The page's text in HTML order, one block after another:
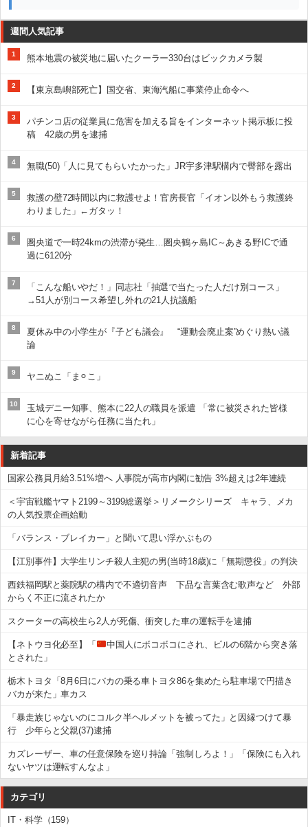
週間人気記事
1 熊本地震の被災地に届いたクーラー330台はビックカメラ製
2 【東京島嶼部死亡】国交省、東海汽船に事業停止命令へ
3
パチンコ店の従業員に危害を加える旨をインターネット掲示板に投
稿 42歳の男を逮捕
4 無職(50)「人に見てもらいたかった」JR宇多津駅構内で臀部を露出
5
救護の壁72時間以内に救護せよ！官房長官「イオン以外もう救護終
わりました」←ガタッ！
6
圏央道で一時24kmの渋滞が発生…圏央鶴ヶ島IC～あきる野ICで通
過に6120分
7
「こんな船いやだ！」同志社「抽選で当たった人だけ別コース」
→51人が別コース希望し外れの21人抗議船
8
夏休み中の小学生が『子ども議会』 “運動会廃止案”めぐり熱い議
論
9 ヤニぬこ「ま⚪︎こ」
10
玉城デニー知事、熊本に22人の職員を派遣 「常に被災された皆様
に心を寄せながら任務に当たれ」
新着記事
国家公務員月給3.51%増へ 人事院が高市内閣に勧告 3%超えは2年連続
＜宇宙戦艦ヤマト2199～3199総選挙＞リメークシリーズ キャラ、メカ
の人気投票企画始動
「バランス・ブレイカー」と聞いて思い浮かぶもの
【江別事件】大学生リンチ殺人主犯の男(当時18歳)に「無期懲役」の判決
西鉄福岡駅と薬院駅の構内で不適切音声 下品な言葉含む歌声など 外部
からく不正に流されたか
スクーターの高校生ら2人が死傷、衝突した車の運転手を逮捕
【ネトウヨ化必至】「
中国人にボコボコにされ、ビルの6階から突き落
とされた」
栃木トヨタ「8月6日にバカの乗る車トヨタ86を集めたら駐車場で円描き
バカが来た」車カス
「暴走族じゃないのにコルク半ヘルメットを被ってた」と因縁つけて暴
行 少年らと父親(37)逮捕
カズレーザー、車の任意保険を巡り持論「強制しろよ！」「保険にも入れ
ないヤツは運転すんなよ」
カテゴリ
IT・科学（159）